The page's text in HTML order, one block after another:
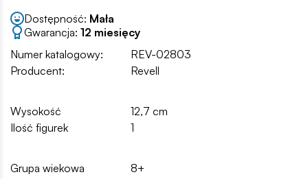
Dostępność: Mała
Gwarancja: 12 miesięcy
Numer katalogowy:
REV-02803
Producent:
Revell
Wysokość
12,7 cm
Ilość figurek
1
Grupa wiekowa 8+